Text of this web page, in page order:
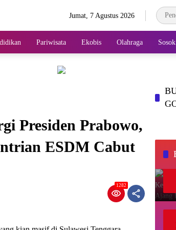
Jumat, 7 Agustus 2026
Pariwisata Ekobis Olahraga Sosok
Presiden Prabowo,
ESDM Cabut
1282